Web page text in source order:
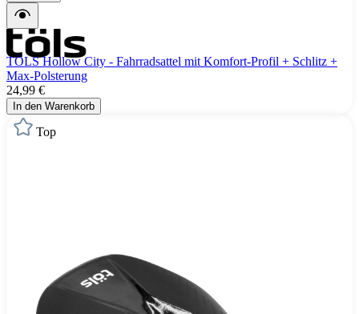
TÖLS Hollow City - Fahrradsattel mit Komfort-Profil + Schlitz +
Max-Polsterung
24,99 €
In den Warenkorb
Top